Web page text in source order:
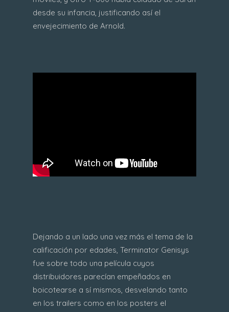
desde su infancia, justificando así el
envejecimiento de Arnold.
Dejando a un lado una vez más el tema de la
calificación por edades, Terminator Genisys
fue sobre todo una película cuyos
distribuidores parecían empeñados en
boicotearse a sí mismos, desvelando tanto
en los trailers como en los posters el